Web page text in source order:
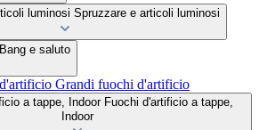
Spruzzare e articoli luminosi
Bang e saluto
Grandi fuochi d'artificio
Fuochi d'artificio a tappe,
Indoor